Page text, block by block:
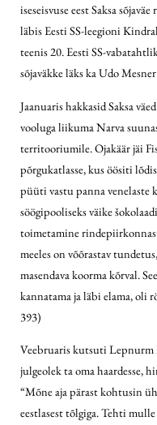
iseseisvuse eest Saksa
läbis Eesti SS-leegioni
teenis 20. Eesti SS-
sõjaväkke läks ka Udo
Jaanuaris hakkasid Saksa
vooluga liikuma Narva
territooriumile. Ojakäär jäi
põrgukatlasse, kus öösiti
püüti vastu panna venelaste
söögipooliseks väike
toimetamine
meeles on võõrastav
masendava koorma kõrval.
kannatama ja läbi elama, oli
393)
Veebruaris kutsuti Lepnurm
julgeolek ta oma haardesse,
“Mõne aja pärast kohtusin
eestlasest tõlgiga. Tehti